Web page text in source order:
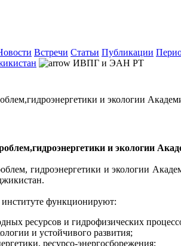
Встречи Статьи Публикации
ИВПГ и ЭАН РТ
и экологии
и экологии
гидроэнергетики и экологии
функционируют:
ресурсов и гидрофизических
и устойчивого развития;
ресурсо-энергосборежения;